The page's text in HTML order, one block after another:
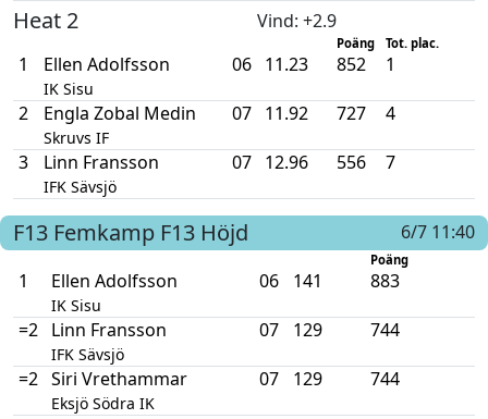
Heat 2 Vind: +2.9
Poäng Tot. plac.
1 Ellen Adolfsson
IK Sisu
06 11.23 852 1
2 Engla Zobal Medin
Skruvs IF
07 11.92 727 4
3 Linn Fransson
IFK Sävsjö
07 12.96 556 7
F13 Femkamp F13 Höjd 6/7 11:40
Poäng
1 Ellen Adolfsson
IK Sisu
06 141 883
=2 Linn Fransson
IFK Sävsjö
07 129 744
=2 Siri Vrethammar
Eksjö Södra IK
07 129 744